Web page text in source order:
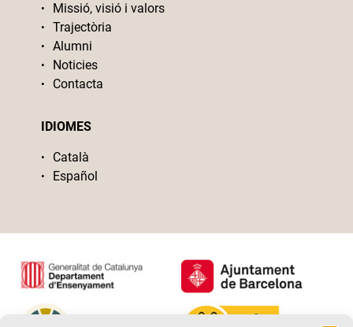
Missió, visió i valors
Trajectòria
Alumni
Noticies
Contacta
IDIOMES
Català
Español